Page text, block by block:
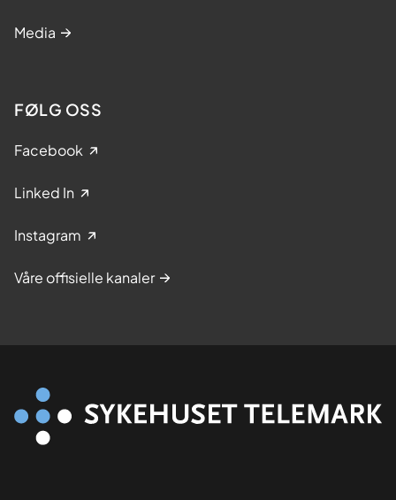
Media
FØLG OSS
Facebook
Linked In
Instagram
Våre offisielle kanaler